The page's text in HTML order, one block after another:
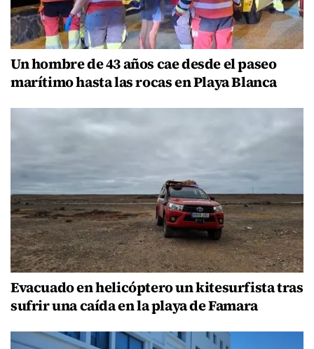
Un hombre de 43 años cae desde el paseo
marítimo hasta las rocas en Playa Blanca
Evacuado en helicóptero un kitesurfista tras
sufrir una caída en la playa de Famara